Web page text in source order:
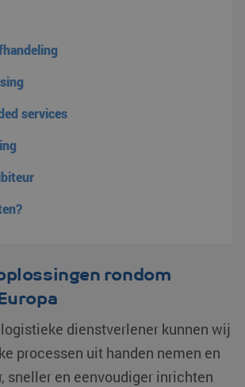
services
rondom
dienstverlener kunnen wij
processen uit handen nemen en
sneller en eenvoudiger inrichten